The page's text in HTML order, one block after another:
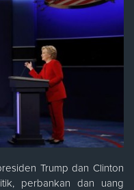
Trump dan Clinton
perbankan dan uang